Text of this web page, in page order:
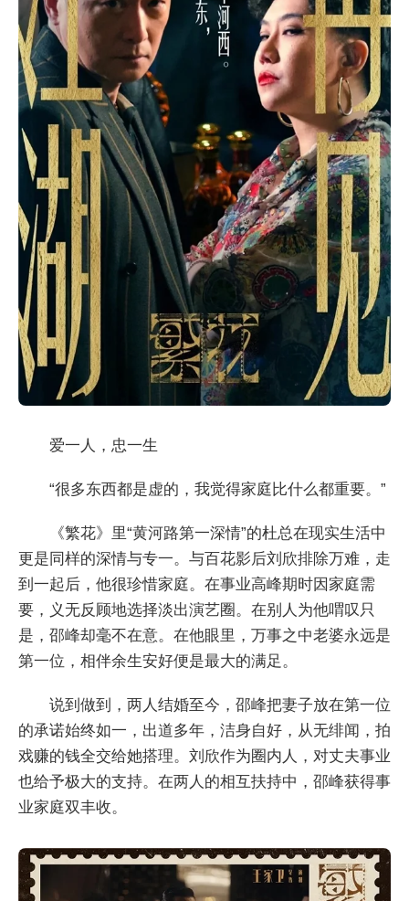
爱一人，忠一生
“很多东西都是虚的，我觉得家庭比什么都重要。”
《繁花》里“黄河路第一深情”的杜总在现实生活中
更是同样的深情与专一。与百花影后刘欣排除万难，走
到一起后，他很珍惜家庭。在事业高峰期时因家庭需
要，义无反顾地选择淡出演艺圈。在别人为他喟叹只
是，邵峰却毫不在意。在他眼里，万事之中老婆永远是
第一位，相伴余生安好便是最大的满足。
说到做到，两人结婚至今，邵峰把妻子放在第一位
的承诺始终如一，出道多年，洁身自好，从无绯闻，拍
戏赚的钱全交给她搭理。刘欣作为圈内人，对丈夫事业
也给予极大的支持。在两人的相互扶持中，邵峰获得事
业家庭双丰收。